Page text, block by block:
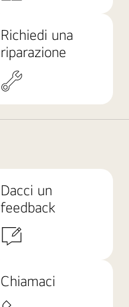
Richiedi una
riparazione
Dacci un
feedback
Chiamaci